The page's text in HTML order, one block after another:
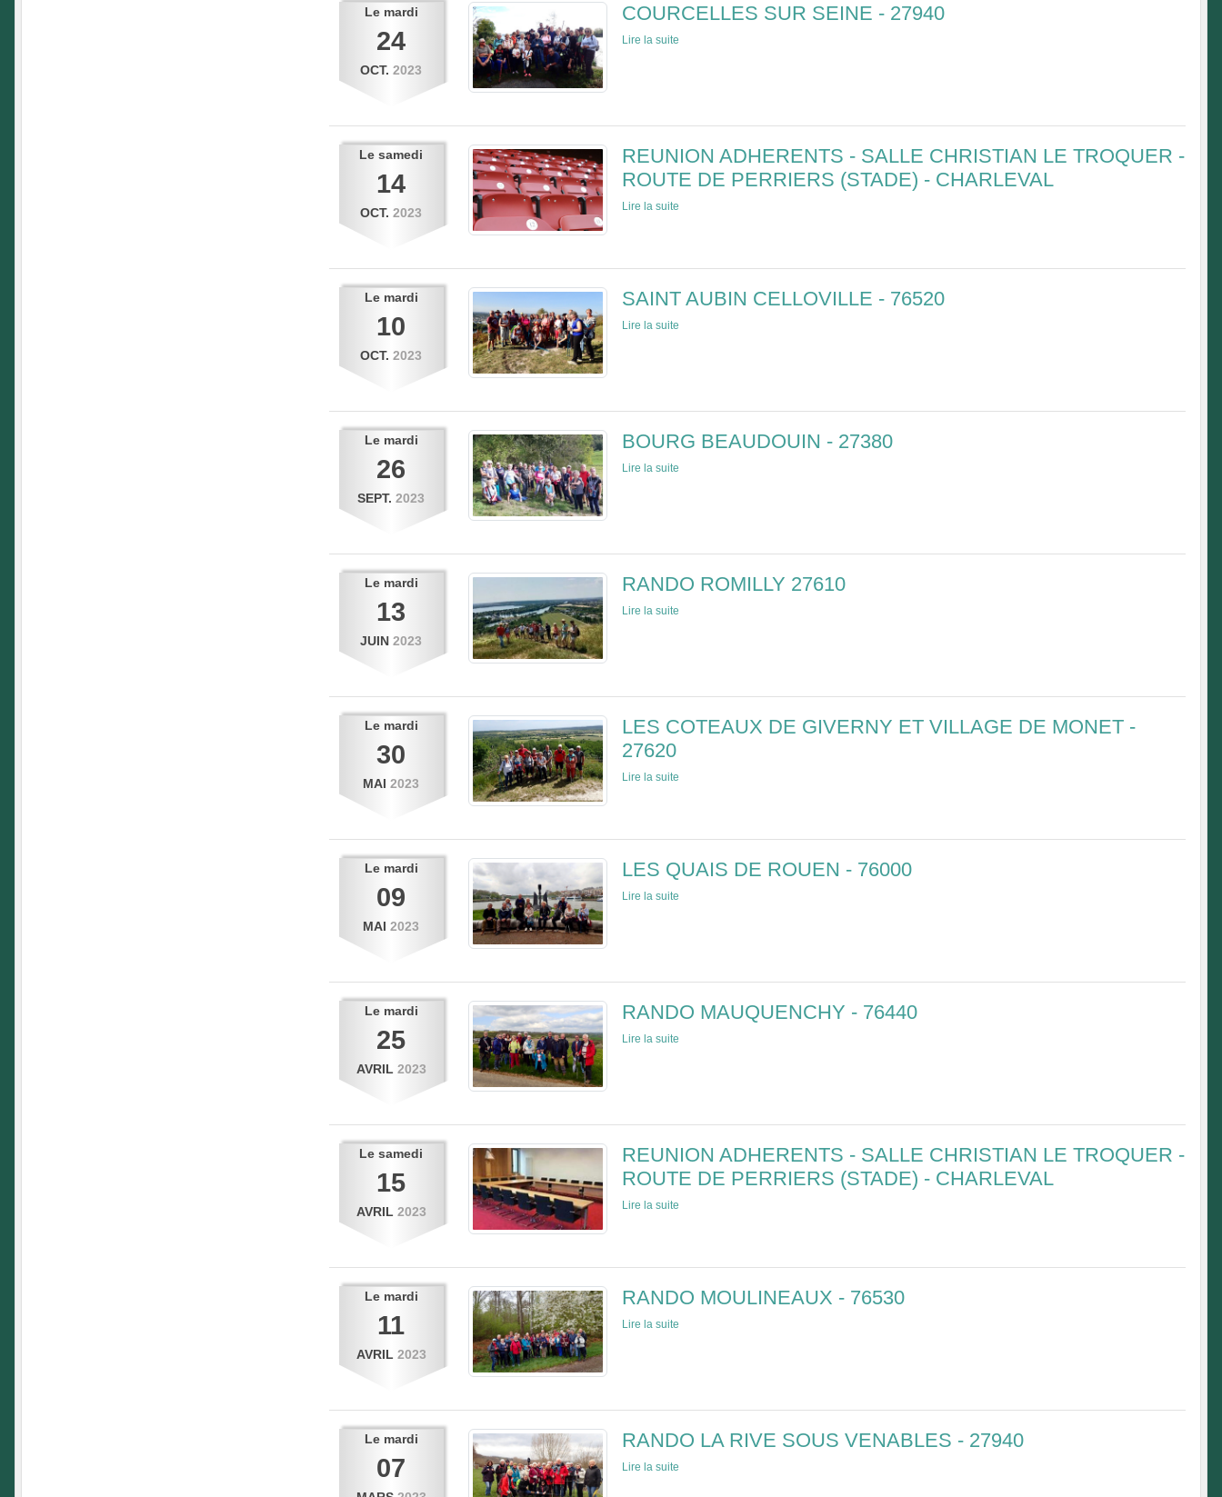
Le mardi
24
OCT. 2023
COURCELLES SUR SEINE - 27940
Lire la suite
Lesamedi
14
OCT. 2023
REUNION ADHERENTS - SALLE CHRISTIAN LE TROQUER -
ROUTE DE PERRIERS (STADE) - CHARLEVAL
Lire la suite
Le mardi
10
OCT. 2023
SAINT AUBIN CELLOVILLE - 76520
Lire la suite
Le mardi
26
SEPT. 2023
BOURG BEAUDOUIN - 27380
Lire la suite
Le mardi
13
JUIN 2023
RANDO ROMILLY 27610
Lire la suite
Le mardi
30
MAI 2023
LES COTEAUX DE GIVERNY ET VILLAGE DE MONET -
27620
Lire la suite
Le mardi
09
MAI 2023
LES QUAIS DE ROUEN - 76000
Lire la suite
Le mardi
25
AVRIL 2023
RANDO MAUQUENCHY - 76440
Lire la suite
Lesamedi
15
AVRIL 2023
REUNION ADHERENTS - SALLE CHRISTIAN LE TROQUER -
ROUTE DE PERRIERS (STADE) - CHARLEVAL
Lire la suite
Le mardi
11
AVRIL 2023
RANDO MOULINEAUX - 76530
Lire la suite
Le mardi
07
RANDO LA RIVE SOUS VENABLES - 27940
Lire la suite